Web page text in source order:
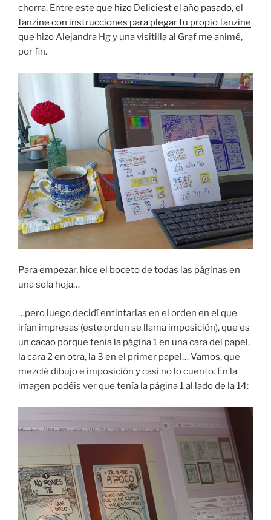
chorra. Entre este que hizo Deliciest el año pasado, el
fanzine con instrucciones para plegar tu propio fanzine
que hizo Alejandra Hg y una visitilla al Graf me animé,
por fin.
Para empezar, hice el boceto de todas las páginas en
una sola hoja…
…pero luego decidí entintarlas en el orden en el que
irían impresas (este orden se llama imposición), que es
un cacao porque tenía la página 1 en una cara del papel,
la cara 2 en otra, la 3 en el primer papel… Vamos, que
mezclé dibujo e imposición y casi no lo cuento. En la
imagen podéis ver que tenía la página 1 al lado de la 14: